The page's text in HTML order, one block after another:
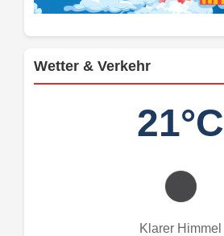
Wetter & Verkehr
21°C
Klarer Himmel